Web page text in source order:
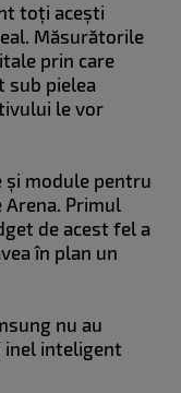
toți acești
Măsurătorile
prin care
sub pielea
le vor
și module pentru
Arena. Primul
de acest fel a
în plan un
nu au
inel inteligent